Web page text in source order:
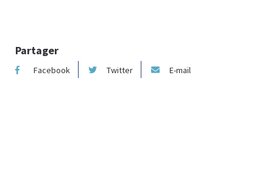
Partager
Facebook Twitter E-mail